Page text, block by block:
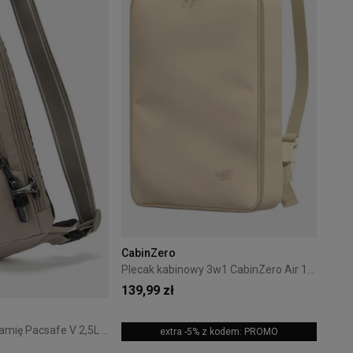
Plecak na jedno ramię Pacsafe V 2,5L Beżowy
CabinZero
139,99 zł
extra -5% z kodem: PROMO